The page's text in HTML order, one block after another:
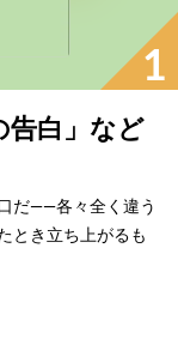
1
告白」など
だ――各々全く違う
とき立ち上がるも